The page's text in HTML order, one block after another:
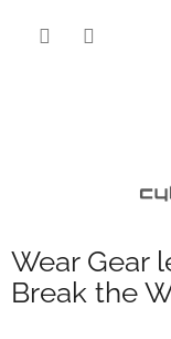
Wear Gear
Break the